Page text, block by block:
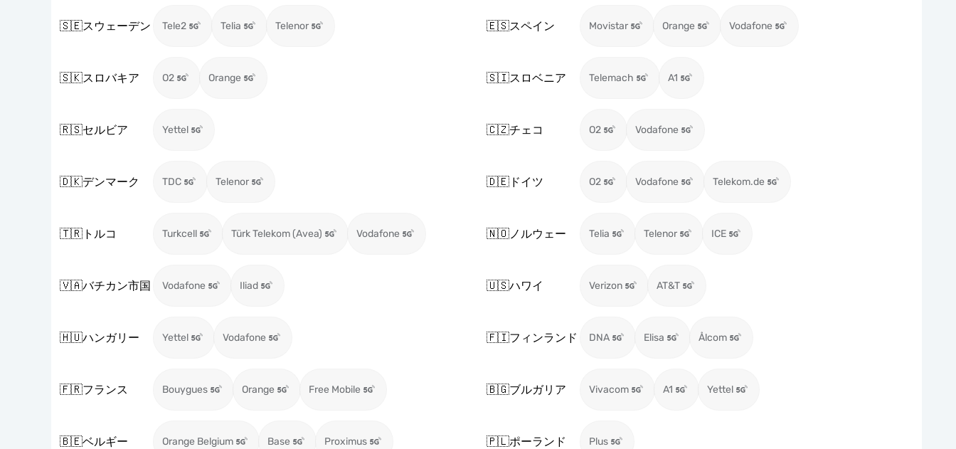
🇸🇪スウェーデン Tele2 Telia Telenor 🇪🇸スペイン Movistar Orange Vodafone
🇸🇰スロバキア O2 Orange 🇸🇮スロベニア Telemach A1
🇷🇸セルビア Yettel 🇨🇿チェコ O2 Vodafone
🇩🇰デンマーク TDC Telenor 🇩🇪 ドイツ O2 Vodafone Telekom.de
🇹🇷 トルコ Turkcell Türk Telekom (Avea) Vodafone 🇳🇴 ノルウェー Telia Telenor ICE
🇻🇦バチカン市国 Vodafone Iliad 🇺🇸ハワイ Verizon AT&T
🇭🇺ハンガリー Yettel Vodafone 🇫🇮フィンランド DNA Elisa Ålcom
🇫🇷フランス Bouygues Orange Free Mobile 🇧🇬ブルガリア Vivacom A1 Yettel
🇧🇪ベルギー Orange Belgium Base Proximus 🇵🇱ポーランド Plus